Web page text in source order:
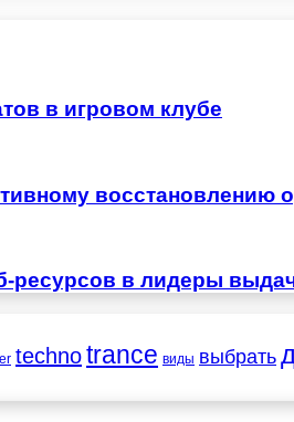
в игровом клубе
восстановлению
ресурсов в лидеры
technotrance виды выбрать